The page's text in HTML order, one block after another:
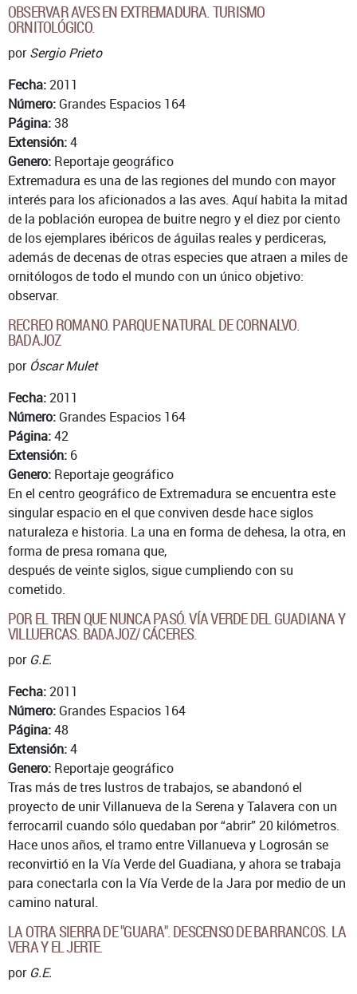
OBSERVAR AVES EN EXTREMADURA. TURISMO
ORNITOLÓGICO.
porSergio Prieto
Fecha:2011
Número: Grandes Espacios 164
Página:38
Extensión:4
Genero: Reportaje geográfico
Extremadura es una de las regiones del mundo con mayor
interés para los aficionados a las aves. Aquí habita la mitad
de la población europea de buitre negro y el diez por ciento
de los ejemplares ibéricos de águilas reales y perdiceras,
además de decenas de otras especies que atraen a miles de
ornitólogos de todo el mundo con un único objetivo:
observar.
RECREO ROMANO. PARQUE NATURAL DE CORNALVO.
BADAJOZ
por Óscar Mulet
Fecha:2011
Número: Grandes Espacios 164
Página:42
Extensión: 6
Genero: Reportaje geográfico
En el centro geográfico de Extremadura se encuentra este
singular espacio en el que conviven desde hace siglos
naturaleza e historia. La una en forma de dehesa, la otra, en
forma de presa romana que,
después de veinte siglos, sigue cumpliendo con su
cometido.
POR EL TREN QUE NUNCA PASÓ. VÍA VERDE DEL GUADIANA Y
VILLUERCAS. BADAJOZ/ CÁCERES.
por G.E.
Fecha:2011
Número: Grandes Espacios 164
Página:48
Extensión:4
Genero: Reportaje geográfico
Tras más de tres lustros de trabajos, se abandonó el
proyecto de unir Villanueva de la Serena y Talavera con un
ferrocarril cuando sólo quedaban por “abrir” 20 kilómetros.
Hace unos años, el tramo entre Villanueva y Logrosán se
reconvirtió en la Vía Verde del Guadiana, y ahora se trabaja
para conectarla con la Vía Verde de la Jara por medio de un
camino natural.
LA OTRA SIERRA DE "GUARA". DESCENSO DE BARRANCOS. LA
VERA Y EL JERTE.
por G.E.